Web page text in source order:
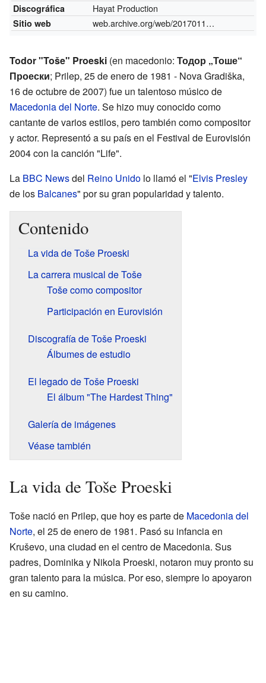
Discográfica Hayat Production
Sitio web web.archive.org/web/20170117075413/
Todor "Toše" Proeski (en macedonio: Тодор „Тоше“
Проески; Prilep, 25 de enero de 1981 - Nova Gradiška,
16 de octubre de 2007) fue un talentoso músico de
Macedonia del Norte. Se hizo muy conocido como
cantante de varios estilos, pero también como compositor
y actor. Representó a su país en el Festival de Eurovisión
2004 con la canción "Life".
La BBC Newsdel Reino Unido lo llamó el "Elvis Presley
de los Balcanes" por su gran popularidad y talento.
Contenido
La vida de Toše Proeski
La carrera musical de Toše
Toše como compositor
Participación en Eurovisión
Discografía de Toše Proeski
Álbumes de estudio
El legado de Toše Proeski
El álbum "The Hardest Thing"
Galería de imágenes
Véase también
La vida de Toše Proeski
Toše nació en Prilep, que hoy es parte de Macedonia del
Norte, el 25 de enero de 1981. Pasó su infancia en
Kruševo, una ciudad en el centro de Macedonia. Sus
padres, Dominika y Nikola Proeski, notaron muy pronto su
gran talento para la música. Por eso, siempre lo apoyaron
en su camino.